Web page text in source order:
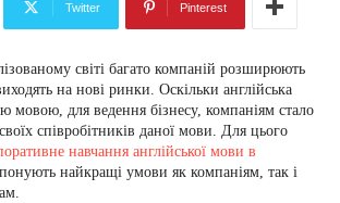
Twitter Pinterest
світі багато компаній розширюють
на нові ринки. Оскільки англійська
мовою, для ведення бізнесу, компаніям стало
співробітників даної мови. Для цього
навчання англійської мови в
найкращі умови як компаніям, так і